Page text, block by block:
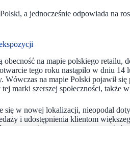
a jednocześnie odpowiada na
na mapie polskiego retailu,
tego roku nastąpiło w dniu 14
na mapie Polski pojawił
marki szerszej społeczności, także
w nowej lokalizacji, nieopodal
i udostępnienia klientom
znacznie szerszym asortymencie